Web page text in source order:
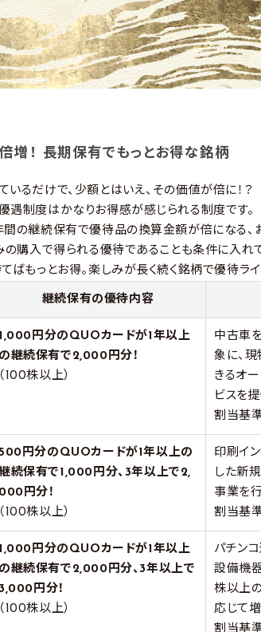
増！ 長期保有でもっとお得な銘柄
いるだけで、少額とはいえ、その価値が倍に！
遇制度はかなりお得感が感じられる制度です。
間の継続保有で優待品の換算金額が倍になる、
の購入で得られる優待であることも条件に入れて
てばもっとお得。楽しみが長く続く銘柄で優待ライ
継続保有の優待内容
1,000円分のQUOカードが1年以上
の継続保有で2,000円分！
（100株以上）
中古車
象に、
きるオ
ビスを提
割当基
円分のQUOカードが1年以上の
続保有で1,000円分、3年以上で2,
000円分！
（100株以上）
印刷イ
した新
事業を行
割当基
1,000円分のQUOカードが1年以上
の継続保有で2,000円分、3年以上で
3,000円分！
（100株以上）
パチン
設備機
株以上
応じて
割当基